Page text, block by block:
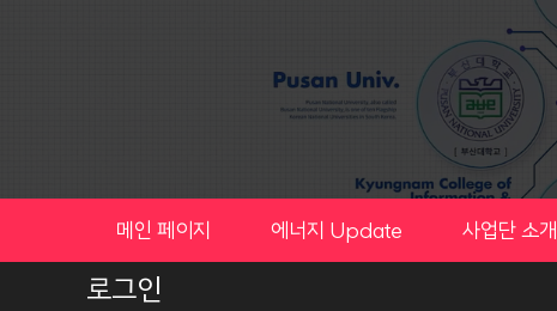
메인 페이지 에너지 Update 사업단 소개
로그인